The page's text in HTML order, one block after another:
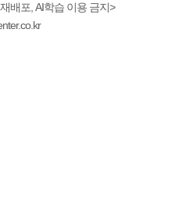
배포, AI학습 이용 금지>